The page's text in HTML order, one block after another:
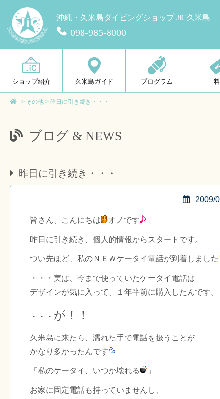
沖縄・久米島ダイビングショップ JiC久米島
098-985-8000
ショップ紹介 久米島ガイド プログラム
> その他 > 昨日に引き続き・・・
ブログ & NEWS
昨日に引き続き・・・
2009/
皆さん、こんにちは オノです
昨日に引き続き、個人的情報からスタートです。
つい先ほど、私のＮＥＷケータイ電話が到着しました
・・・実は、今まで使っていたケータイ電話は
デザインが気に入って、１年半前に購入したんです。
・・・ が！！
久米島に来たら、濡れた手で電話を扱うことが
かなり多かったんです
「私のケータイ、いつか壊れる 」
お家に固定電話も持っていませんし、